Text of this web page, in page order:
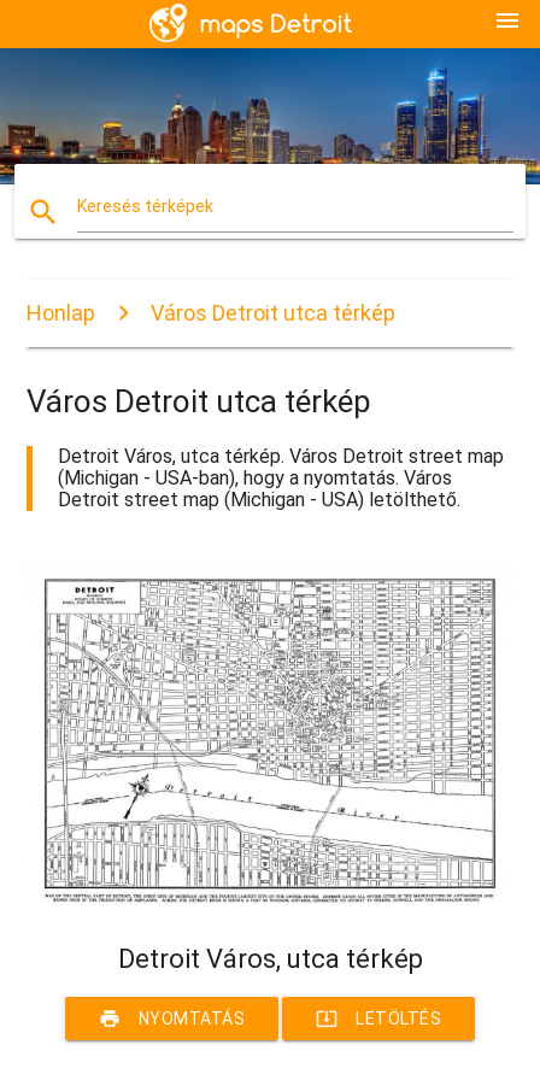
menu
search Keresés térképek
Honlap Város Detroit utca térkép
Város Detroit utca térkép
Detroit Város, utca térkép. Város Detroit street map
(Michigan - USA-ban), hogy a nyomtatás. Város
Detroit street map (Michigan - USA) letölthető.
Detroit Város, utca térkép
print NYOMTATÁS system_update_alt LETÖLTÉS